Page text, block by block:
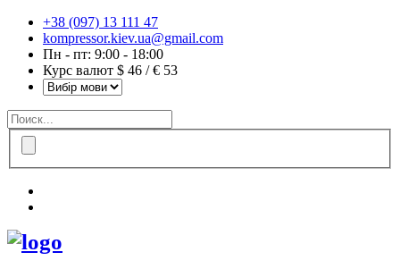
+38 (097) 13 111 47
kompressor.kiev.ua@gmail.com
Пн - пт: 9:00 - 18:00
Курс валют $ 46 / € 53